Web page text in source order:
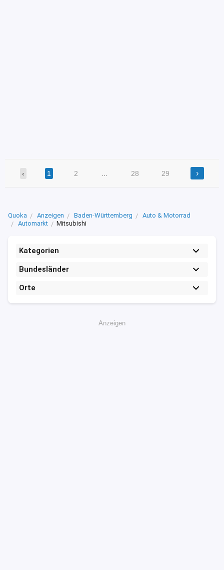
‹ 1 2 28 29 ›
Quoka Anzeigen Baden-Württemberg
Auto & Motorrad
Automarkt
Mitsubishi
Kategorien
Bundesländer
Orte
Anzeigen